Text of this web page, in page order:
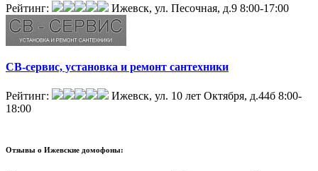
Рейтинг: Ижевск, ул. Песочная, д.9 8:00-17:00
СВ-сервис, установка и ремонт сантехники
Рейтинг: Ижевск, ул. 10 лет Октября, д.44б 8:00-
18:00
Отзывы о Ижевские домофоны: